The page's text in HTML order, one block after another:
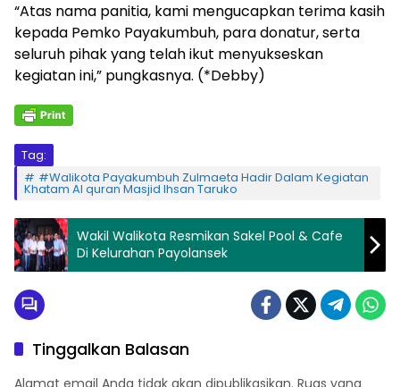
“Atas nama panitia, kami mengucapkan terima kasih
kepada Pemko Payakumbuh, para donatur, serta
seluruh pihak yang telah ikut menyukseskan
kegiatan ini,” pungkasnya. (*Debby)
Tag:
#Walikota Payakumbuh Zulmaeta Hadir Dalam Kegiatan
Khatam Al quran Masjid Ihsan Taruko
Wakil Walikota Resmikan Sakel Pool & Cafe
Di Kelurahan Payolansek
Tinggalkan Balasan